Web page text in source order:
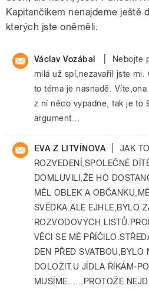
Kapitančikem nenajdeme ještě
kterých jste oněměli.
Václav Vozábal
Nebojte
milá už spí,nezavařil jste
to téma je nasnadě.
z ní něco vypadne, tak je to
argument...
EVA Z LITVÍNOVA
JAK
ROZVEDENÍ,SPOLEČNÉ
DOMLUVILI,ŽE HO
MĚL OBLEK A
SVĚDKA.ALE EJHLE,BYLO
ROZVODOVÝCH
VĚCI SE MĚ
DEN PŘED SVATBOU,BYLO
DOLOŽIT.U JÍDLA ŘÍKÁM-
MUSÍME......PROTOŽE